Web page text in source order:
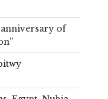
of